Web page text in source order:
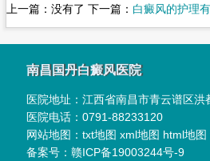
上一篇：没有了 下一篇： 白癜风的护理
南昌国丹白癜风医院
医院地址：江西省南昌市青云谱区洪
医院电话：0791-88233120
网站地图：txt地图 xml地图 html地图
备案号：赣ICP备19003244号-9